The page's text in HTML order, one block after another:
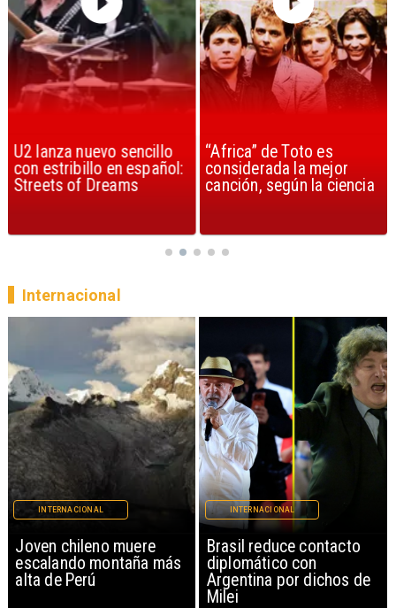
U2 lanza nuevo sencillo
con estribillo en español:
Streets of Dreams
“Africa” de Toto es
considerada la mejor
canción, según la ciencia
Brasil reduce contacto
diplomático con
Argentina por dichos de
INTERNACIONAL
China restringe
exportación de drones a
EEUU y sanciona
empresas
INTERNACIONAL
Internacional